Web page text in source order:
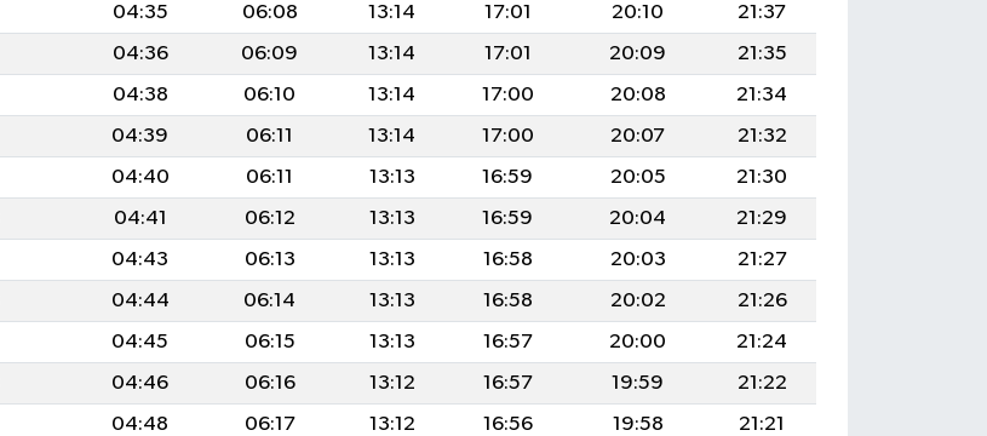
04:35 06:08 13:14 17:01 20:10
21:37
04:36 06:09 13:14 17:01 20:09
21:35
04:38 06:10 13:14 17:00 20:08
21:34
04:39 06:11 13:14 17:00 20:07
21:32
04:40 06:11 13:13 16:59 20:05
21:30
04:41 06:12 13:13 16:59 20:04
21:29
04:43 06:13 13:13 16:58 20:03
21:27
04:44 06:14 13:13 16:58 20:02
21:26
04:45 06:15 13:13 16:57 20:00
21:24
04:46 06:16 13:12 16:57 19:59
21:22
04:48 06:17 13:12 16:56 19:58
21:21